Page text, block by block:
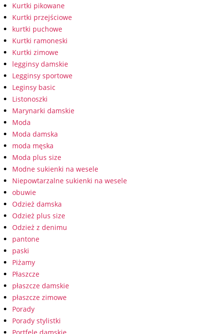
Kurtki pikowane
Kurtki przejściowe
kurtki puchowe
Kurtki ramoneski
Kurtki zimowe
legginsy damskie
Legginsy sportowe
Leginsy basic
Listonoszki
Marynarki damskie
Moda
Moda damska
moda męska
Moda plus size
Modne sukienki na wesele
Niepowtarzalne sukienki na wesele
obuwie
Odzież damska
Odzież plus size
Odzież z denimu
pantone
paski
Piżamy
Płaszcze
płaszcze damskie
płaszcze zimowe
Porady
Porady stylistki
Portfele damskie